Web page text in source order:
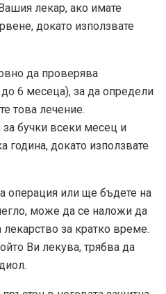
лекар, ако имате
докато използвате
да проверява
6 месеца), за да определи
това лечение.
бучки всеки месец и
година, докато използвате
операция или ще бъдете на
може да се наложи да
лекарство за кратко време.
Ви лекува, трябва да